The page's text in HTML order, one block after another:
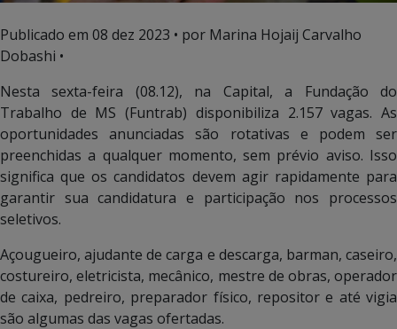
Publicado em 08 dez 2023 • por Marina Hojaij Carvalho
Dobashi •
Nesta sexta-feira (08.12), na Capital, a Fundação do
Trabalho de MS (Funtrab) disponibiliza 2.157 vagas. As
oportunidades anunciadas são rotativas e podem ser
preenchidas a qualquer momento, sem prévio aviso. Isso
significa que os candidatos devem agir rapidamente para
garantir sua candidatura e participação nos processos
seletivos.
Açougueiro, ajudante de carga e descarga, barman, caseiro,
costureiro, eletricista, mecânico, mestre de obras, operador
de caixa, pedreiro, preparador físico, repositor e até vigia
são algumas das vagas ofertadas.